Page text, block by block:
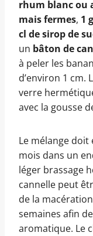
rhum blanc ou
mais fermes, 1
cl de sirop de
un bâton de
à peler les
d’environ 1 cm.
verre
avec la gousse
Le mélange
mois dans un
léger brassage
cannelle peut
de la
semaines afin
aromatique. Le